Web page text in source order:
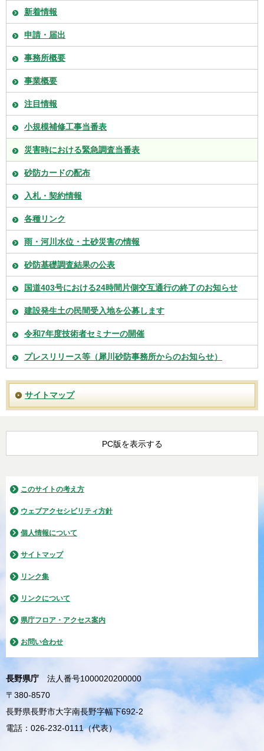
新着情報
申請・届出
事務所概要
事業概要
注目情報
小規模補修工事当番表
災害時における緊急調査当番表
砂防カードの配布
入札・契約情報
各種リンク
雨・河川水位・土砂災害の情報
砂防基礎調査結果の公表
国道403号における24時間片側交互通行の終了のお知らせ
建設発生土の民間受入地を公募します
令和7年度技術者セミナーの開催
プレスリリース等（犀川砂防事務所からのお知らせ）
サイトマップ
PC版を表示する
このサイトの考え方
ウェブアクセシビリティ方針
個人情報について
サイトマップ
リンク集
リンクについて
県庁フロア・アクセス案内
お問い合わせ
長野県庁
法人番号1000020200000
〒380-8570
長野県長野市大字南長野字幅下692-2
電話：026-232-0111（代表）